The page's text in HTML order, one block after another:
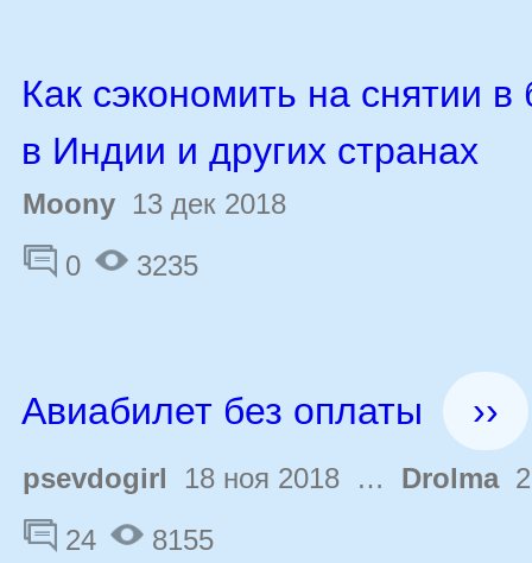
Как сэкономить на снятии в
в Индии и других странах
Moony 13 дек 2018
0
3235
Авиабилет без оплаты ››
psevdogirl 18 ноя 2018 … Drolma
24
8155